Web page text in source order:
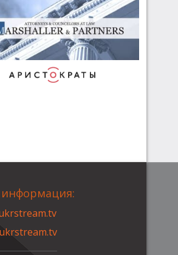
информация: